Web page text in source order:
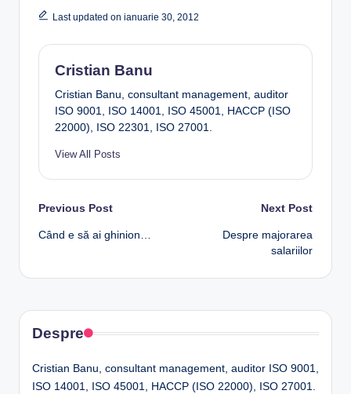
Last updated on ianuarie 30, 2012
Cristian Banu
Cristian Banu, consultant management, auditor
ISO 9001, ISO 14001, ISO 45001, HACCP (ISO
22000), ISO 22301, ISO 27001.
View All Posts
Post
navigation
Previous Post
Când e să ai ghinion…
Next Post
Despre majorarea
salariilor
Despre
Cristian Banu, consultant management, auditor ISO 9001,
ISO 14001, ISO 45001, HACCP (ISO 22000), ISO 27001.